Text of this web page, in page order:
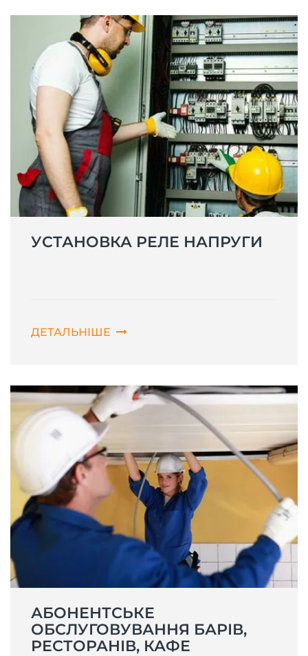
УСТАНОВКА РЕЛЕ НАПРУГИ
ДЕТАЛЬНІШЕ
АБОНЕНТСЬКЕ
ОБСЛУГОВУВАННЯ БАРІВ,
РЕСТОРАНІВ, КАФЕ